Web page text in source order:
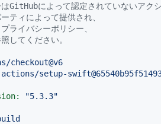
GitHubによって認定されていないアクシ
ティによって提供され、
ライバシーポリシー、
してください。
checkout@v6
setup-
"5.3.3"